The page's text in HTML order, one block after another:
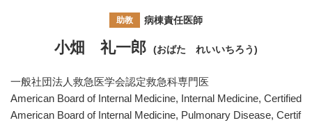
助教 病棟責任医師
小畑 礼一郎 (おばた れいいちろう)
一般社団法人救急医学会認定救急科専門医
American Board of Internal Medicine, Internal Medicine, Certified
American Board of Internal Medicine, Pulmonary Disease, Certif